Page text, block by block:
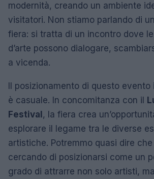
modernità, creando un ambiente
visitatori. Non stiamo parlando di
fiera: si tratta di un incontro dove
d’arte possono dialogare,
a vicenda.
Il posizionamento di questo
è casuale. In concomitanza con il
Festival , la fiera crea
esplorare il legame tra le diverse
artistiche. Potremmo quasi dire
cercando di posizionarsi come un
grado di attrarre non solo artisti,